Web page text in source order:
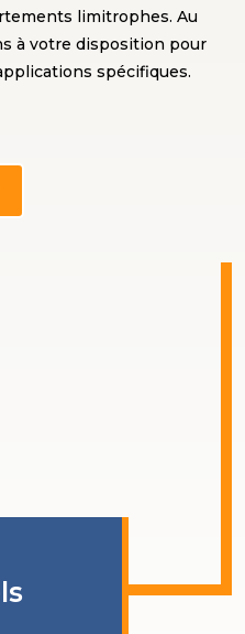
limitrophes. Au
à votre disposition pour
spécifiques.